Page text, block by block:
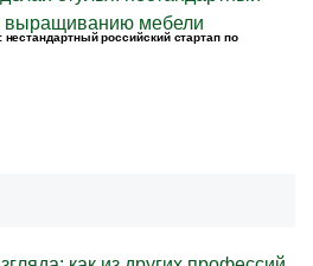
российский стартап по